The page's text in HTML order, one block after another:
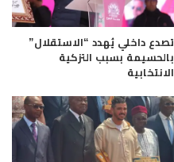
تصدع داخلي يُهدد “الاستقلال”
بالحسيمة بسبب التزكية
الانتخابية